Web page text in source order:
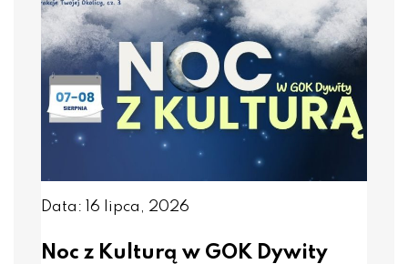
Data: 16 lipca, 2026
Noc z Kulturą w GOK Dywity